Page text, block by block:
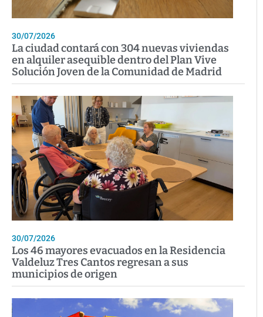
30/07/2026
La ciudad contará con 304 nuevas viviendas
en alquiler asequible dentro del Plan Vive
Solución Joven de la Comunidad de Madrid
30/07/2026
Los 46 mayores evacuados en la Residencia
Valdeluz Tres Cantos regresan a sus
municipios de origen